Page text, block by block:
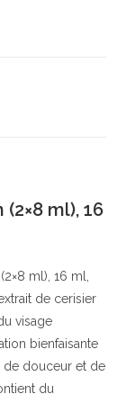
ml), 16
ml), 16 ml,
de cerisier
visage
bienfaisante
de douceur et de
du